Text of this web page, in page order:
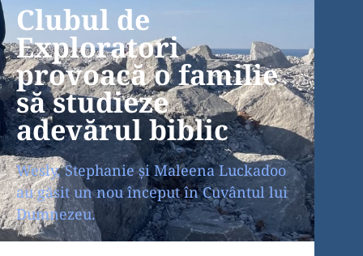
Clubul de
Exploratori
provoacă o familie
să studieze
adevărul biblic
Wesly, Stephanie și Maleena Luckadoo
au găsit un nou început în Cuvântul lui
Dumnezeu.